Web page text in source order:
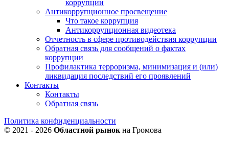
коррупции
Антикоррупционное просвещение
Что такое коррупция
Антикоррупционная видеотека
Отчетность в сфере противодействия коррупции
Обратная связь для сообщений о фактах
коррупции
Профилактика терроризма, минимизация и (или)
ликвидация последствий его проявлений
Контакты
Контакты
Обратная связь
Политика конфиденциальности
© 2021 - 2026 Областной рынок на Громова